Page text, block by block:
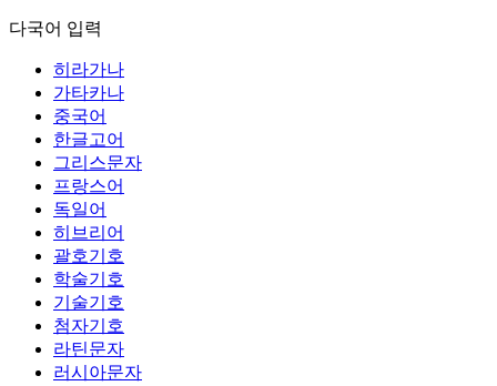
다국어 입력
히라가나
가타카나
중국어
한글고어
그리스문자
프랑스어
독일어
히브리어
괄호기호
학술기호
기술기호
첨자기호
라틴문자
러시아문자